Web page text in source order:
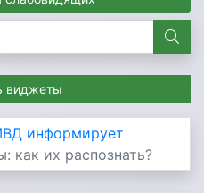
виджеты
информирует
как их распознать?